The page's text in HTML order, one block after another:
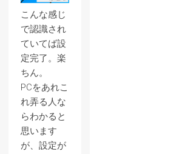
こんな感じ
で認識され
ていてば設
定完了。楽
ちん。
PCをあれこ
れ弄る人な
らわかると
思います
が、設定が